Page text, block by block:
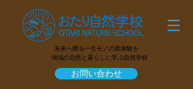
未来へ贈る一生モノの原体験を
地域の自然と暮らしに学ぶ自然学校
お問い合わせ